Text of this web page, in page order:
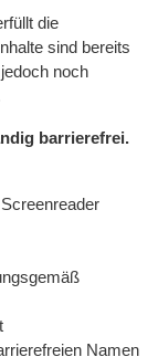
die
sind bereits
noch
barrierefrei.
Namen